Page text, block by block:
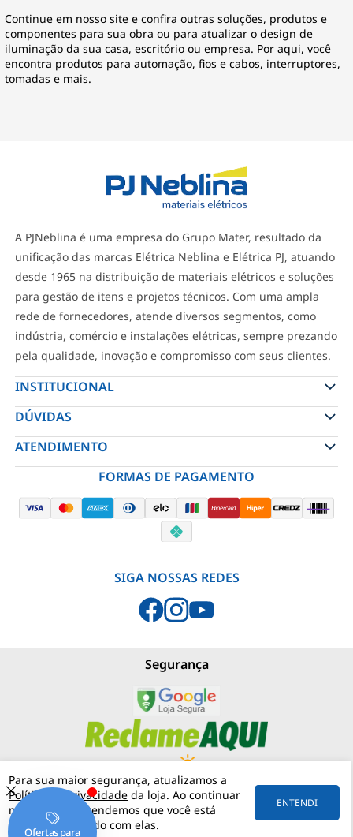
Para sua maior segurança, atualizamos a
Política de Privacidade da loja. Ao continuar
navegando, entendemos que você está
ciente e de acordo com elas.
ENTENDI
Continue em nosso site e confira outras soluções, produtos e
componentes para sua obra ou para atualizar o design de
iluminação da sua casa, escritório ou empresa. Por aqui, você
encontra produtos paraautomação, fios e cabos, interruptores,
tomadas e mais.
A PJNeblina é uma empresa do Grupo Mater, resultado da
unificação das marcas Elétrica Neblina e Elétrica PJ, atuando
desde 1965 na distribuição de materiais elétricos e soluções
para gestão de itens e projetos técnicos. Com uma ampla
rede de fornecedores, atende diversos segmentos, como
indústria, comércio e instalações elétricas, sempre prezando
pela qualidade, inovação e compromisso com seus clientes.
INSTITUCIONAL
DÚVIDAS
ATENDIMENTO
FORMAS DE PAGAMENTO
SIGA NOSSAS REDES
Segurança
PJNEBLINA - LOJA MATERIAIS ELÉTRICOS (11) 97542-0420
RUA MERGENTHALER, 192 VILA LEOPOLDINA
57.158.057/0001-30